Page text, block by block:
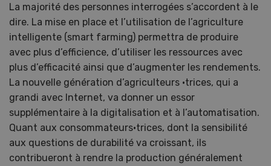
La majorité des personnes interrogées s’accordent à le
dire. La mise en place et l’utilisation de l’agriculture
intelligente (smart farming) permettra de produire
avec plus d’efficience, d’utiliser les ressources avec
plus d’efficacité ainsi que d’augmenter les rendements.
La nouvelle génération d’agriculteurs ·trices, qui a
grandi avec Internet, va donner un essor
supplémentaire à la digitalisation et à l’automatisation.
Quant aux consommateurs·trices, dont la sensibilité
aux questions de durabilité va croissant, ils
contribueront à rendre la production généralement